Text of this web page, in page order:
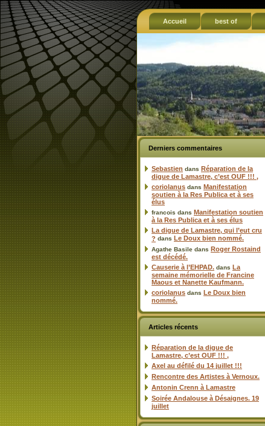
Accueil best of
Derniers commentaires
Sebastien dans Réparation de la
digue de Lamastre, c’est OUF !!! ,
coriolanus dans Manifestation
soutien à la Res Publica et à ses
élus
francois dans Manifestation soutien
à la Res Publica et à ses élus
La digue de Lamastre, qui l’eut cru
? dans Le Doux bien nommé.
Agathe Basile dans Roger Rostaind
est décédé.
Causerie à l’EHPAD. dans La
semaine mémorielle de Francine
Maous et Nanette Kaufmann.
coriolanus dans Le Doux bien
nommé.
Articles récents
Réparation de la digue de
Lamastre, c’est OUF !!! ,
Axel au défilé du 14 juillet !!!
Rencontre des Artistes à Vernoux.
Antonin Crenn à Lamastre
Soirée Andalouse à Désaignes. 19
juillet